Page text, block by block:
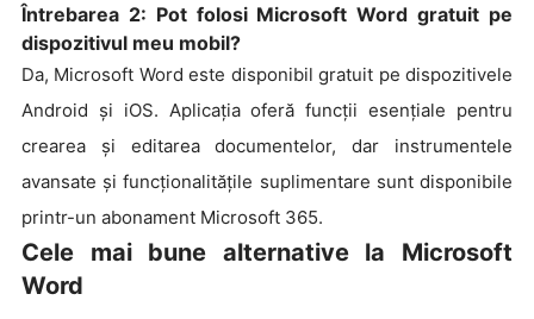
Întrebarea 2: Pot folosi Microsoft Word gratuit pe
dispozitivul meu mobil?
Da, Microsoft Word este disponibil gratuit pe dispozitivele
Android și iOS. Aplicația oferă funcții esențiale pentru
crearea și editarea documentelor, dar instrumentele
avansate și funcționalitățile suplimentare sunt disponibile
printr-un abonament Microsoft 365.
Cele mai bune alternative la Microsoft
Word